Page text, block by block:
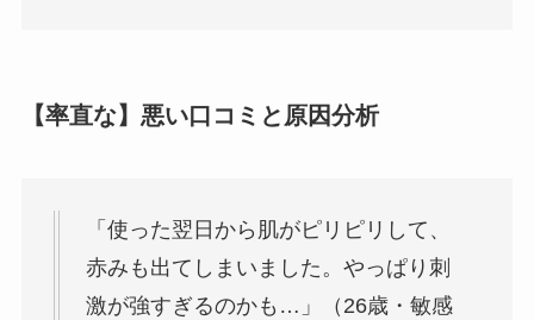
【率直な】悪い口コミと原因分析
「使った翌日から肌がピリピリして、
赤みも出てしまいました。やっぱり刺
激が強すぎるのかも…」（26歳・敏感